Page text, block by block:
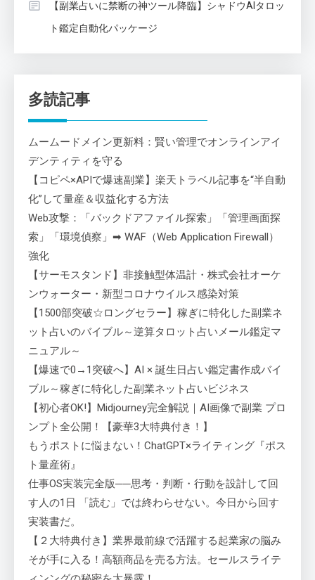
【副業占いに禁断の神ツール降臨】シャドウAIタロッ
ト鑑定自動化パッケージ
多読記事
ムームードメイン更新料：賢い管理でオンラインアイ
デンティティを守る
【コピペ×APIで爆速副業】楽天トラベル記事を“半自動
化”して量産＆収益化する方法
Web攻撃：「バックドアファイル探索」「管理画面探
索」「環境偵察」➡ WAF（Web Application Firewall）
強化
【サーモスタンド】非接触型体温計・株式会社オーケ
ンウォーター・新型コロナウイルス感染対策
【1500部突破☆ロングセラー】稼ぎに特化した副業ネ
ット占いのバイブル～逆算タロット占いメール鑑定マ
ニュアル～
【爆速で0→1突破へ】AI × 誕生日占い鑑定書作成バイ
ブル～稼ぎに特化した副業ネット占いビジネス
【初心者OK!】Midjourney完全解説｜AI画像で副業 プロ
ンプト全公開！【豪華3大特典付き！】
もうポストに悩まない！ChatGPT×ライティング『ポス
ト量産術』
仕事OS実装完全版──思考・判断・行動を設計して回
す人の1日 「読む」では終わらせない。今日から回す
実装書だ。
【２大特典付き】業界最前線で活躍する起業家の脳み
そが手に入る！高額商品を売る方法。セールスライテ